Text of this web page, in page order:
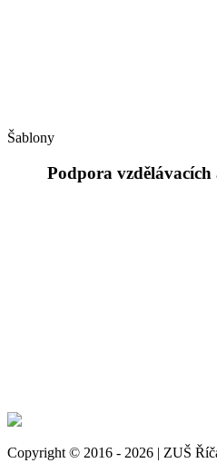
Šablony
Podpora
Copyright © 2016 - 2026 | ZUŠ